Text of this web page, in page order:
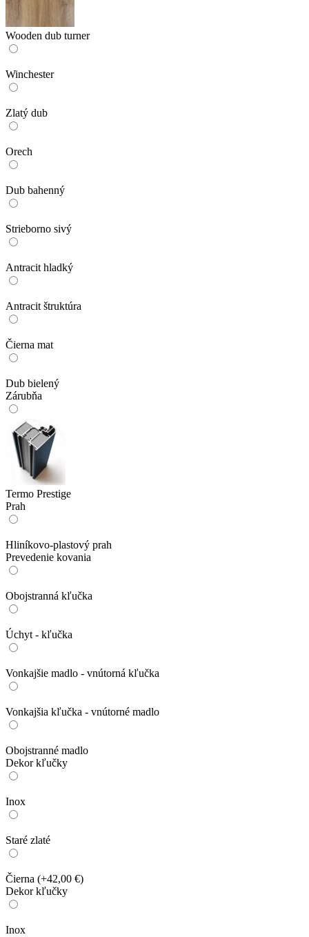
Wooden dub turner
Winchester
Zlatý dub
Orech
Dub bahenný
Strieborno sivý
Antracit hladký
Antracit štruktúra
Čierna mat
Dub bielený
Zárubňa
Termo Prestige
Prah
Hliníkovo-plastový prah
Prevedenie kovania
Obojstranná kľučka
Úchyt - kľučka
Vonkajšie madlo - vnútorná kľučka
Vonkajšia kľučka - vnútorné madlo
Obojstranné madlo
Dekor kľučky
Inox
Staré zlaté
Čierna (+42,00 €)
Dekor kľučky
Inox